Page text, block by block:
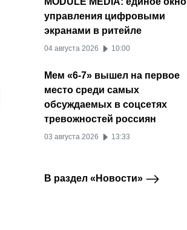
управления цифровыми
экранами в ритейле
04 августа 2026 10:00
Мем «6-7» вышел на первое
место среди самых
обсуждаемых в соцсетях
тревожностей россиян
03 августа 2026 13:33
В раздел «Новости»